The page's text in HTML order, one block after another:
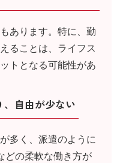
あります。特に、勤
ることは、ライフス
トとなる可能性があ
自由が少ない
多く、派遣のように
どの柔軟な働き方が